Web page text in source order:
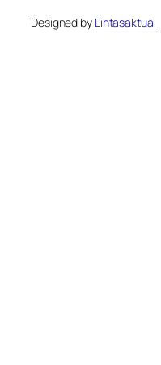
Designed by Lintasaktual